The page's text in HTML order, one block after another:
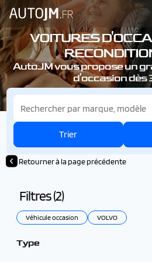
VOITURES
AutoJM vous propose un
d'occasion dès
Trier
Retourner à la page précédente
Filtres (2)
Véhicule occasion VOLVO
Type